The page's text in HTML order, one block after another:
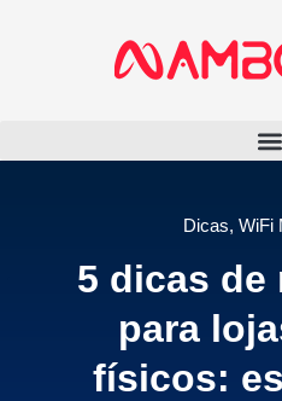
Dicas, WiFi
5 dicas de
para
físicos: